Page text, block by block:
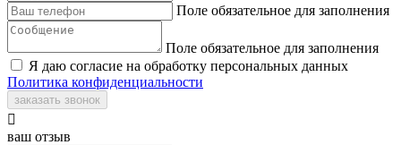
Поле обязательное для заполнения
Поле обязательное для заполнения
Я даю согласие на обработку персональных данных
Политика конфиденциальности
заказать звонок

ваш отзыв